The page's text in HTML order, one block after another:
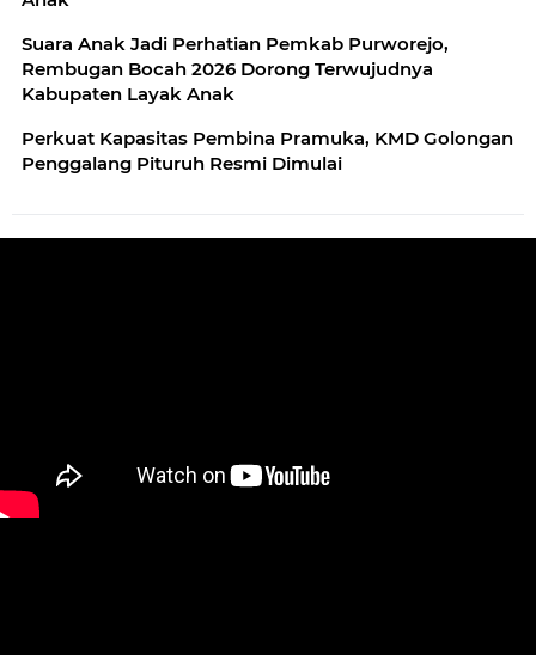
Suara Anak Jadi Perhatian Pemkab Purworejo,
Rembugan Bocah 2026 Dorong Terwujudnya
Kabupaten Layak Anak
Perkuat Kapasitas Pembina Pramuka, KMD Golongan
Penggalang Pituruh Resmi Dimulai